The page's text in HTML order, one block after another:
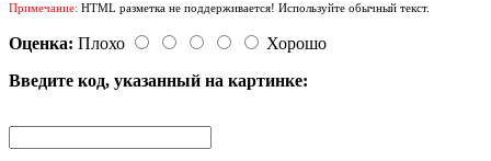
Примечание: HTML разметка не поддерживается! Используйте обычный текст.
Оценка: Плохо
Хорошо
Введите код, указанный на картинке: